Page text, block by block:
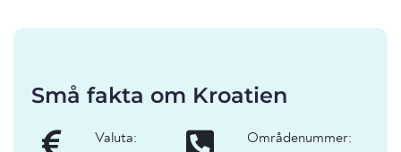
Små fakta om Kroatien
Valuta:
Områdenummer: